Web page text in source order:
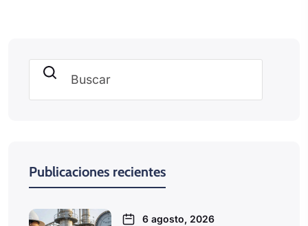
Buscar
Publicaciones recientes
6 agosto, 2026